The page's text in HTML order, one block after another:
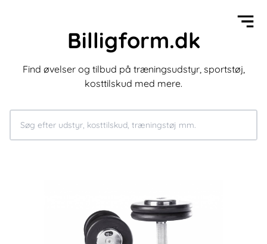
Billigform.dk
Find øvelser og tilbud på træningsudstyr, sportstøj,
kosttilskud med mere.